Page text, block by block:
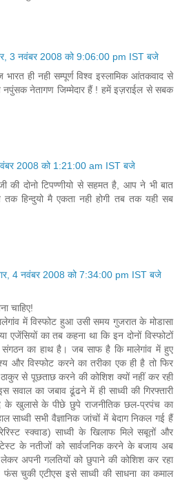
3 नवंबर 2008 को 9:06:00 pm IST बजे
ही नही सम्पूर्ण विश्व इस्लामिक आंतकवाद से
नेतागण जिम्मेदार हैं ! हमें इज़राईल से सबक
2008 को 1:21:00 am IST बजे
की दोनो टिपण्णीयो से सहमत है, आप ने भी बात
हिन्दुयो मै एकता नही होगी तब तक यही सब
4 नवंबर 2008 को 7:34:00 pm IST बजे
चाहिए!
में विस्फोट हुआ उसी समय गुजरात के मोडासा
एजेंसियों का तब कहना था कि इन दोनों विस्फोटों
का हाथ है। जब साफ है कि मालेगांव में हुए
और विस्फोट करने का तरीका एक ही है तो फिर
ठाकुर से पूछताछ करने की कोशिश क्यों नहीं कर रही
का जबाव ढूंढने में ही साध्वी की गिरफ्तारी
खुलासे के पीछे छुपे राजनीतिक छल-प्रपंच का
साध्वी सभी वैज्ञानिक जांचों में बेदाग निकल गई हैं
स्क्वाड) साध्वी के खिलाफ मिले सबूतों और
टेस्ट के नतीजों को सार्वजनिक करने के बजाय अब
अपनी गलतियों को छुपाने की कोशिश कर रहा
चुकी एटीएस इसे साध्वी की साधना का कमाल